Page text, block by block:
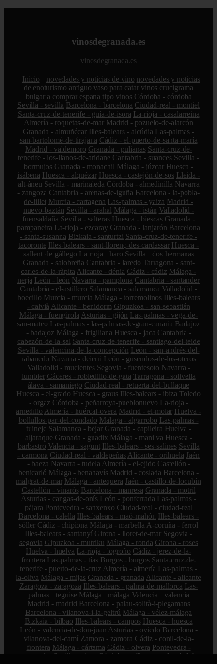
vinosdegranada.es
vinosdegranada.es
Inicio novedades y noticias de vino novedades y noticias
de enoturismo antiguo vaso para catar vinos crucigrama
bulgaria comprar espana tipo vinos Córdoba - córdoba
Sevilla - sevilla Barcelona - barcelona Ciudad-real - montiel
Santa-cruz-de-tenerife - guía-de-isora La-rioja - casalarreina
Almería - roquetas-de-mar Madrid - pozuelo-de-alarcón
Granada - almuñécar Illes-balears - alcúdia Las-palmas -
san-bartolomé-de-tirajana Cádiz - el-puerto-de-santa-maría
Madrid - valdemoro Granada - pulianas Santa-cruz-de-
tenerife - los-llanos-de-aridane Cantabria - suances Sevilla -
bormujos Granada - monachil Málaga - júzcar Huesca -
isábena Huesca - alquézar Huesca - castejón-de-sos Lleida -
alt-àneu Sevilla - marinaleda Córdoba - almedinilla Navarra
- zangoza Cantabria - arenas-de-iguña Barcelona - la-pobla-
de-lillet Murcia - cartagena Las-palmas - yaiza Madrid -
nuevo-baztán Sevilla - arahal Málaga - istán Valladolid -
fuensaldaña Sevilla - salteras Huesca - biescas Granada -
pampaneira La-rioja - ezcaray Granada - lanjarón Barcelona
- santa-susanna Bizkaia - santurtzi Santa-cruz-de-tenerife -
tacoronte Illes-balears - sant-llorenç-des-cardassar Huesca -
sallent-de-gállego La-rioja - haro Sevilla - dos-hermanas
Granada - salobreña Cantabria - laredo Tarragona - sant-
carles-de-la-ràpita Alicante - dénia Cádiz - cádiz Málaga -
nerja León - león Navarra - pamplona Cantabria - santander
Cantabria - el-astillero Salamanca - salamanca Valladolid -
boecillo Murcia - murcia Málaga - torremolinos Illes-balears
- calvià Alicante - benidorm Gipuzkoa - san-sebastián
Málaga - fuengirola Asturias - gijón Las-palmas - vega-de-
san-mateo Las-palmas - las-palmas-de-gran-canaria Badajoz
- badajoz Málaga - frigiliana Huesca - jaca Cantabria -
cabezón-de-la-sal Santa-cruz-de-tenerife - santiago-del-teide
Sevilla - valencina-de-la-concepción León - san-andrés-del-
rabanedo Navarra - deierri León - gusendos-de-los-oteros
Valladolid - mucientes Segovia - fuentesoto Navarra -
lumbier Cáceres - robledillo-de-gata Tarragona - solivella
álava - samaniego Ciudad-real - retuerta-del-bullaque
Huesca - el-grado Huesca - graus Illes-balears - ibiza Toledo
- orgaz Córdoba - peñarroya-pueblonuevo La-rioja -
arnedillo Almería - huércal-overa Madrid - el-molar Huelva -
bollullos-par-del-condado Málaga - algarrobo Las-palmas -
tuineje Salamanca - béjar Granada - capileira Huelva -
aljaraque Granada - guadix Málaga - manilva Huesca -
barbastro Valencia - sagunt Illes-balears - ses-salines Sevilla
- carmona Ciudad-real - valdepeñas Alicante - orihuela Jaén
- baeza Navarra - tudela Almería - el-ejido Castellón -
benicarló Málaga - benahavís Madrid - coslada Barcelona -
malgrat-de-mar Málaga - antequera Jaén - castillo-de-locubín
Castellón - vinaròs Barcelona - manresa Granada - motril
Asturias - cangas-de-onís León - ponferrada Las-palmas -
pájara Pontevedra - sanxenxo Ciudad-real - ciudad-real
Barcelona - calella Illes-balears - maó-mahón Illes-balears -
sóller Cádiz - chipiona Málaga - marbella A-coruña - ferrol
Illes-balears - santanyí Girona - lloret-de-mar Segovia -
segovia Gipuzkoa - mutriku Málaga - ronda Girona - roses
Huelva - huelva La-rioja - logroño Cádiz - jerez-de-la-
frontera Las-palmas - tías Burgos - burgos Santa-cruz-de-
tenerife - puerto-de-la-cruz Almería - almería Las-palmas -
la-oliva Málaga - mijas Granada - granada Alicante - alicante
Zaragoza - zaragoza Illes-balears - palma-de-mallorca Las-
palmas - teguise Málaga - málaga Valencia - valencia
Madrid - madrid Barcelona - palau-solità-i-plegamans
Barcelona - vilanova-i-la-geltrú Málaga - vélez-málaga
Bizkaia - bilbao Illes-balears - campos Huesca - huesca
León - valencia-de-don-juan Asturias - oviedo Barcelona -
vilanova-del-camí Zamora - zamora Cádiz - conil-de-la-
frontera Málaga - cártama Cádiz - olvera Pontevedra -
pontevedra
Sevilla - gines
Córdoba - villanueva-de-córdoba